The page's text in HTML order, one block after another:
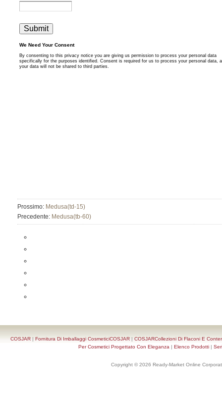
Prossimo: Medusa(td-15)
Precedente: Medusa(tb-60)
COSJAR | Fornitura Di Imballaggi CosmeticiCOSJAR | COSJARCollezioni Di Flaconi E
Per Cosmetici Progettato Con Eleganza | Elenco Prodotti|
Copyright © 2026 Ready-Market Online